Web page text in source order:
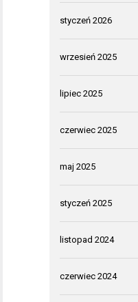
styczeń 2026
wrzesień 2025
lipiec 2025
czerwiec 2025
maj 2025
styczeń 2025
listopad 2024
czerwiec 2024